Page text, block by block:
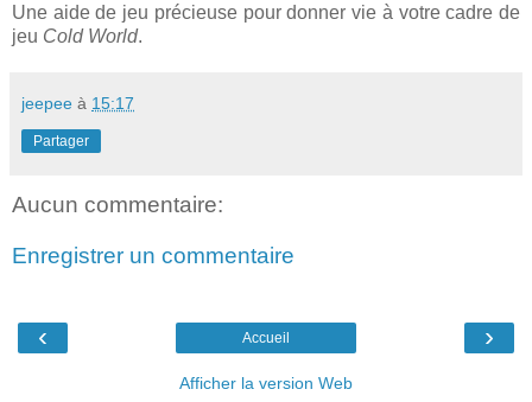
Une aide de jeu précieuse pour donner vie à votre cadre de
jeu Cold World.
jeepee à 15:17
Partager
Aucun commentaire:
Enregistrer un commentaire
‹ ›
Accueil
Afficher la version Web